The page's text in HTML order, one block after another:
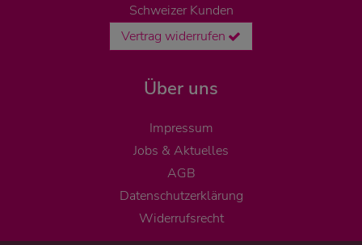
Schweizer Kunden
Vertrag widerrufen
Über uns
Impressum
Jobs & Aktuelles
AGB
Datenschutzerklärung
Widerrufsrecht